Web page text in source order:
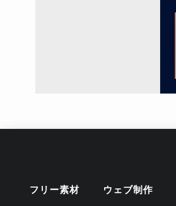
フリー素材 ウェブ制作